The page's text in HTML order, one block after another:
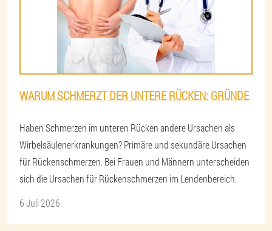
WARUM SCHMERZT DER UNTERE RÜCKEN: GRÜNDE
Haben Schmerzen im unteren Rücken andere Ursachen als
Wirbelsäulenerkrankungen? Primäre und sekundäre Ursachen
für Rückenschmerzen. Bei Frauen und Männern unterscheiden
sich die Ursachen für Rückenschmerzen im Lendenbereich.
6 Juli 2026